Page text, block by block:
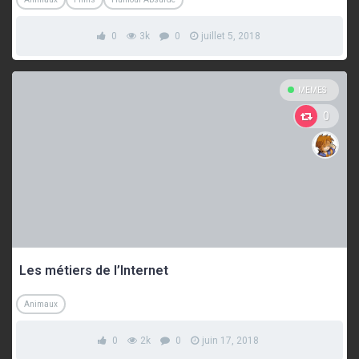
0 3k 0 juillet 5, 2018
MEMES
0
Les métiers de l’Internet
Animaux
0 2k 0 juin 17, 2018